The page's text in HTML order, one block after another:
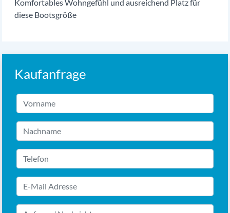
Komfortables Wohngefühl und ausreichend Platz für
diese Bootsgröße
Kaufanfrage